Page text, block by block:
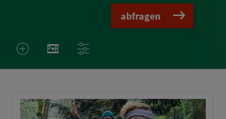
abfragen